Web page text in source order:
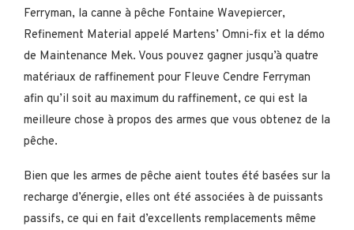
Ferryman, la canne à pêche Fontaine Wavepiercer,
Refinement Material appelé Martens’ Omni-fix et la démo
de Maintenance Mek. Vous pouvez gagner jusqu’à quatre
matériaux de raffinement pour Fleuve Cendre Ferryman
afin qu’il soit au maximum du raffinement, ce qui est la
meilleure chose à propos des armes que vous obtenez de la
pêche.
Bien que les armes de pêche aient toutes été basées sur la
recharge d’énergie, elles ont été associées à de puissants
passifs, ce qui en fait d’excellents remplacements même